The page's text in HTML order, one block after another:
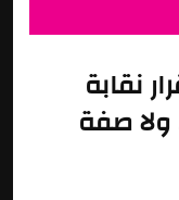
نقابة
ولا صفة